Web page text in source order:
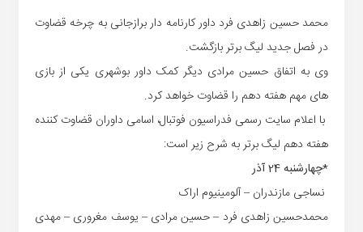
محمد حسین زاهدی فرد داور کارنامه دار برازجانی به چرخه قضاوت
در فصل جدید لیگ برتر بازگشت.
وی به اتفاق حسین مرادی دیگر کمک داور بوشهری یکی از بازی
های مهم هفته دهم را قضاوت خواهد کرد.
با اعلام سایت رسمی فدراسیون فوتبال، اسامی داوران قضاوت کننده
هفته دهم لیگ برتر به شرح زیر است:
*چهارشنبه 24 آذر
نساجی مازندران – آلومینیوم اراک
محمدحسین زاهدی فرد – حسین مرادی – یوسف مغروری – مهدی